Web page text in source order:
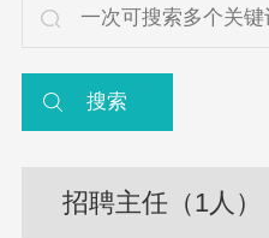
搜索
招聘主任（1人）